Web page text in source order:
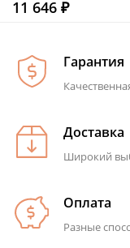
11 646 ₽
Гарантия
Доставка
Широкий
Оплата
Разные